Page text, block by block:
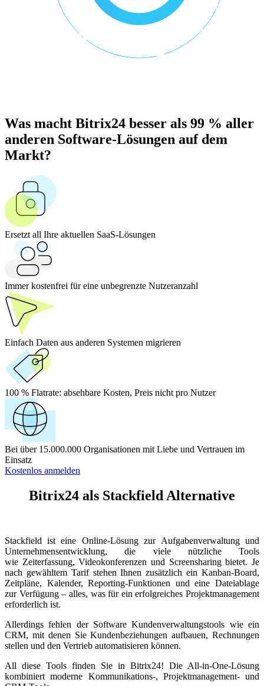
Was macht Bitrix24 besser als 99 % aller
anderen Software-Lösungen auf dem
Markt?
Ersetzt all Ihre aktuellen SaaS-Lösungen
Immer kostenfrei für eine unbegrenzte Nutzeranzahl
Einfach Daten aus anderen Systemen migrieren
100 % Flatrate: absehbare Kosten, Preis nicht pro Nutzer
Bei über 15.000.000 Organisationen mit Liebe und Vertrauen im
Einsatz
Kostenlos anmelden
Bitrix24 als Stackfield Alternative
Stackfield ist eine Online-Lösung zur Aufgabenverwaltung und
Unternehmensentwicklung, die viele nützliche Tools
wie Zeiterfassung, Videokonferenzen und Screensharing bietet. Je
nach gewähltem Tarif stehen Ihnen zusätzlich ein Kanban-Board,
Zeitpläne, Kalender, Reporting-Funktionen und eine Dateiablage
zur Verfügung – alles, was für ein erfolgreiches Projektmanagement
erforderlich ist.
Allerdings fehlen der Software Kundenverwaltungstools wie ein
CRM, mit denen Sie Kundenbeziehungen aufbauen, Rechnungen
stellen und den Vertrieb automatisieren können.
All diese Tools finden Sie in Bitrix24! Die All-in-One-Lösung
kombiniert moderne Kommunikations-, Projektmanagement- und